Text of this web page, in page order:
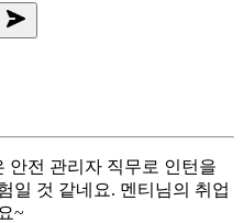
안전 관리자 직무로 인턴을
일 것 같네요. 멘티님의 취업
~